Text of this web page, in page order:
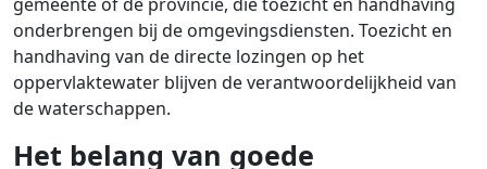
onderbrengen bij de omgevingsdiensten. Toezicht en
handhaving van de directe lozingen op het
oppervlaktewater blijven de verantwoordelijkheid van
de waterschappen.
Het belang van goede